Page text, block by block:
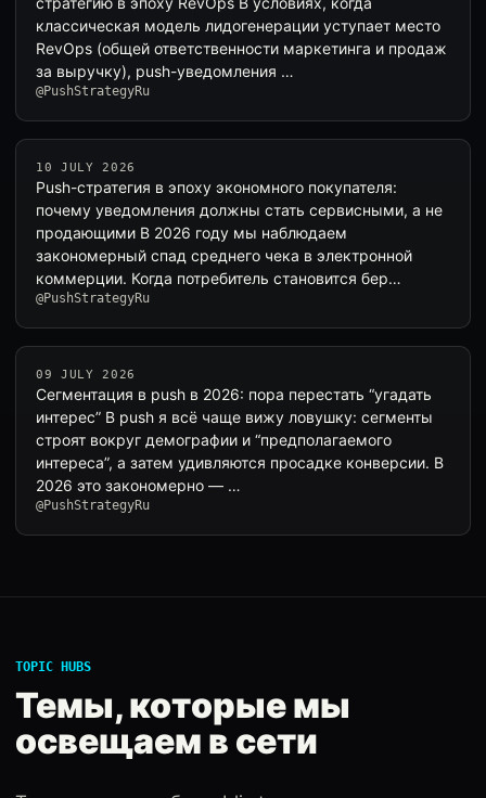
классическая модель лидогенерации уступает место
RevOps (общей ответственности маркетинга и продаж
за выручку), push-уведомления …
@PushStrategyRu
10 JULY 2026
Push-стратегия в эпоху экономного покупателя:
почему уведомления должны стать сервисными, а не
продающими В 2026 году мы наблюдаем
закономерный спад среднего чека в электронной
коммерции. Когда потребитель становится бер…
@PushStrategyRu
09 JULY 2026
Сегментация в push в 2026: пора перестать “угадать
интерес” В push я всё чаще вижу ловушку: сегменты
строят вокруг демографии и “предполагаемого
интереса”, а затем удивляются просадке конверсии. В
2026 это закономерно — …
@PushStrategyRu
TOPIC HUBS
Темы, которые мы
освещаем в сети